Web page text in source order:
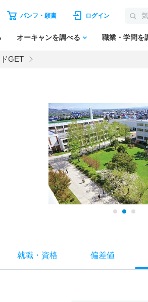
パンフ・願書 ログイン
オーキャンを調べる 職業・学問を
GET
就職・ 資格 偏差値